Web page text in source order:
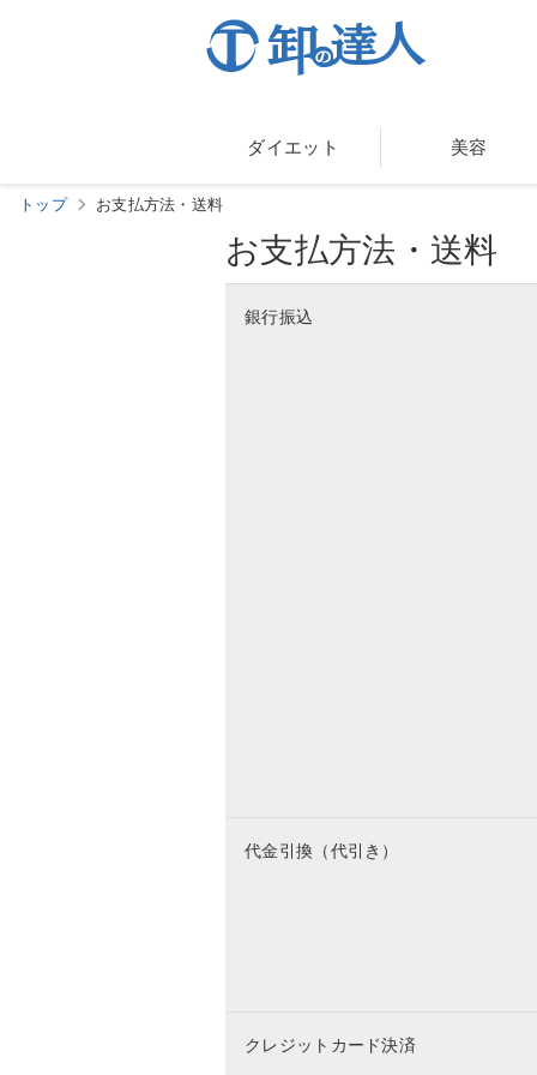
ダイエット 美容
トップ お支払方法・送料
お支払方法・送料
銀行振込
代金引換（代引き）
クレジットカード決済